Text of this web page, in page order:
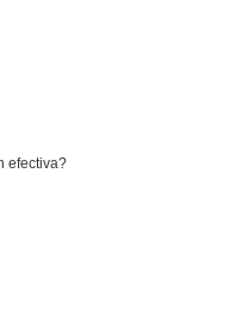
efectiva?